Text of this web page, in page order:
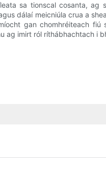
sa tionscal cosanta,
dálaí meicniúla crua a
gan chomhréiteach
ag imirt ról ríthábhachtach